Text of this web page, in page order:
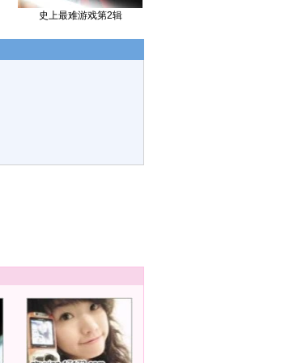
史上最难游戏第2辑